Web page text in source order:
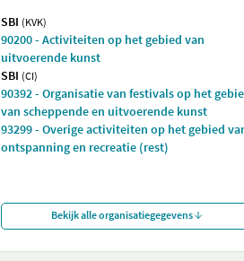
SBI (KVK)
90200 - Activiteiten op het gebied van
uitvoerende kunst
SBI (CI)
90392 - Organisatie van festivals op het
van scheppende en uitvoerende kunst
93299 - Overige activiteiten op het gebied
ontspanning en recreatie (rest)
Bekijk alle organisatiegegevens